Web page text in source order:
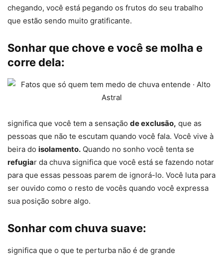
chegando, você está pegando os frutos do seu trabalho
que estão sendo muito gratificante.
Sonhar que chove e você se molha e
corre dela:
significa que você tem a sensação de exclusão, que as
pessoas que não te escutam quando você fala. Você vive à
beira do isolamento. Quando no sonho você tenta se
refugiar da chuva significa que você está se fazendo notar
para que essas pessoas parem de ignorá-lo. Você luta para
ser ouvido como o resto de vocês quando você expressa
sua posição sobre algo.
Sonhar com chuva suave:
significa que o que te perturba não é de grande